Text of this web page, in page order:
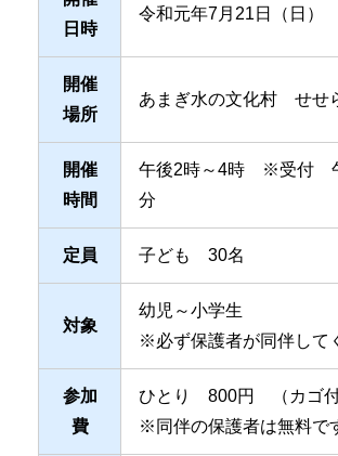
日時
令和元年7月21日（日）
開催
場所
あまぎ水の文化村 せせ
開催
時間
午後2時～4時 ※受付
分
定員 子ども 30名
対象
幼児～小学生
※必ず保護者が同伴して
参加
費
ひとり 800円 （カゴ付
※同伴の保護者は無料で